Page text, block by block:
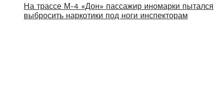
На трассе М-4 «Дон» пассажир иномарки пытался
выбросить наркотики под ноги инспекторам